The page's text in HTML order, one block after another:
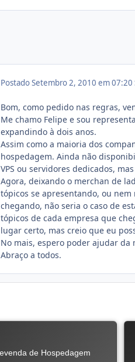
PostadoSetembro 2, 2010 em 07:20
Bom, como pedido nas regras,
Me chamo Felipe e sou
expandindo à dois anos.
Assim como a maioria dos
hospedagem. Ainda não
VPS ou servidores dedicados,
Agora, deixando o merchan de
tópicos se apresentando, ou
chegando, não seria o caso de
tópicos de cada empresa que
lugar certo, mas creio que eu
No mais, espero poder ajudar
Abraço a todos.